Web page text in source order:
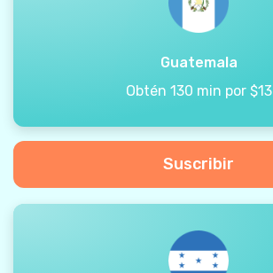
Guatemala
Obtén 130 min por $13
Suscribir